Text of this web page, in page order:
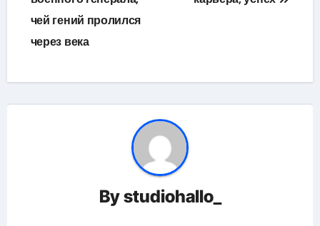
чей гений пролился
через века
Bystudiohallo_